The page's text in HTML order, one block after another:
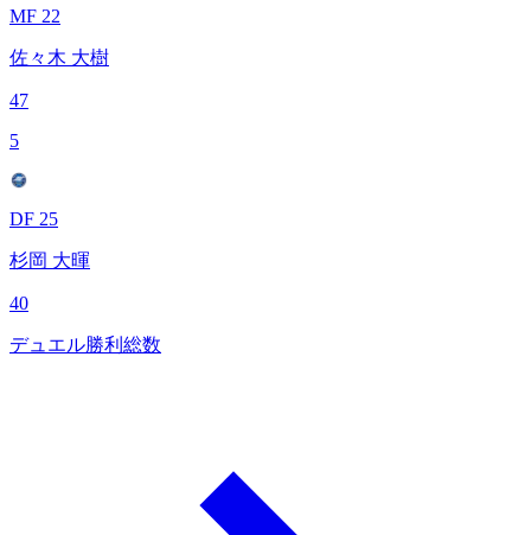
MF 22
佐々木 大樹
47
5
DF 25
杉岡 大暉
40
デュエル勝利総数